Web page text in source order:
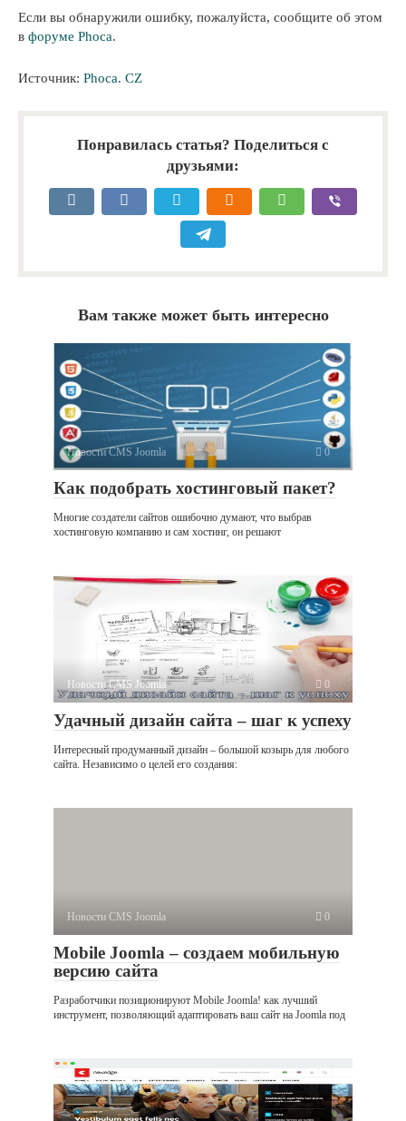
Если вы обнаружили ошибку, пожалуйста, сообщите об этом
в форуме Phoca.
Источник: Phoca. CZ
Понравилась статья? Поделиться с
друзьями:
Вам также может быть интересно
Новости CMS Joomla 0
Как подобрать хостинговый пакет?
Многие создатели сайтов ошибочно думают, что выбрав
хостинговую компанию и сам хостинг, он решают
Новости CMS Joomla 0
Удачный дизайн сайта – шаг к успеху
Интересный продуманный дизайн – большой козырь для любого
сайта. Независимо о целей его создания:
Новости CMS Joomla 0
Mobile Joomla – создаем мобильную
версию сайта
Разработчики позиционируют Mobile Joomla! как лучший
инструмент, позволяющий адаптировать ваш сайт на Joomla под